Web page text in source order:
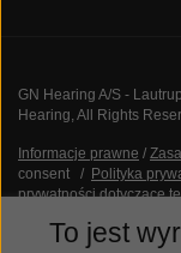
To jest
GN Hearing A/S -
Hearing, All Rights
Informacje prawne /
consent / Polityka
prywatności dotyczące